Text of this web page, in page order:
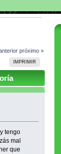
próximo »
IMPRIMIR
tengo
mal
que